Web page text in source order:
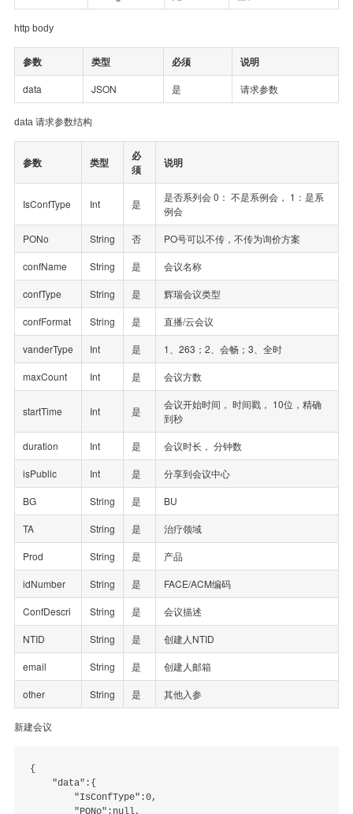
http body
参数 类型 必须 说明
data JSON 是 请求参数
data 请求参数结构
参数 类型
必
须
说明
IsConfType Int 是
是否系列会 0： 不是系例会， 1：是系
例会
PONo String 否 PO号可以不传，不传为询价方案
confName String 是 会议名称
confType String 是 辉瑞会议类型
confFormat String 是 直播/云会议
vanderType Int 是 1、263；2、会畅；3、全时
maxCount Int 是 会议方数
startTime Int 是
会议开始时间， 时间戳， 10位，精确
到秒
duration Int 是 会议时长， 分钟数
isPublic Int 是 分享到会议中心
BG String 是 BU
TA String 是 治疗领域
Prod String 是 产品
idNumber String 是 FACE/ACM编码
ConfDescri String 是 会议描述
NTID String 是 创建人NTID
email String 是 创建人邮箱
other String 是 其他入参
新建会议
{
    "data":{
        "IsConfType":0,
        "PONo":null,